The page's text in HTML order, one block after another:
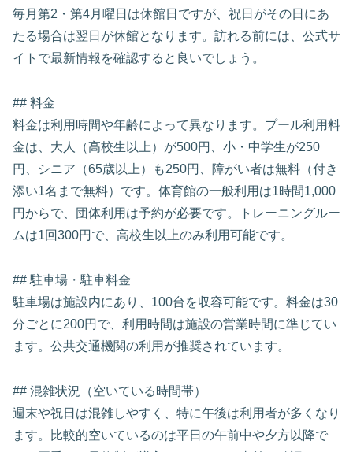
毎月第2・第4月曜日は休館日ですが、祝日がその日にあ
たる場合は翌日が休館となります。訪れる前には、公式サ
イトで最新情報を確認すると良いでしょう。
## 料金
料金は利用時間や年齢によって異なります。プール利用料
金は、大人（高校生以上）が500円、小・中学生が250
円、シニア（65歳以上）も250円、障がい者は無料（付き
添い1名まで無料）です。体育館の一般利用は1時間1,000
円からで、団体利用は予約が必要です。トレーニングルー
ムは1回300円で、高校生以上のみ利用可能です。
## 駐車場・駐車料金
駐車場は施設内にあり、100台を収容可能です。料金は30
分ごとに200円で、利用時間は施設の営業時間に準じてい
ます。公共交通機関の利用が推奨されています。
## 混雑状況（空いている時間帯）
週末や祝日は混雑しやすく、特に午後は利用者が多くなり
ます。比較的空いているのは平日の午前中や夕方以降で